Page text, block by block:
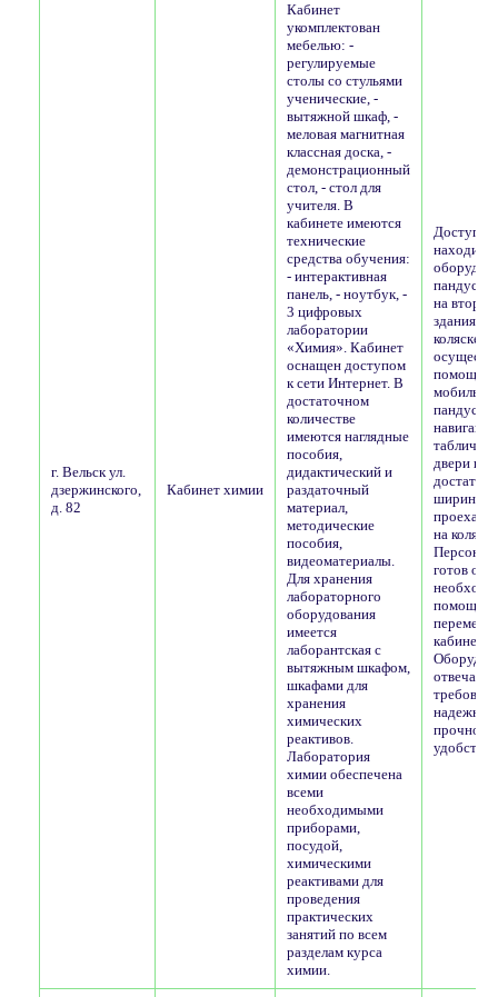
г. Вельск ул.
дзержинского,
д. 82
Кабинет химии
Кабинет
укомплектован
мебелью: -
регулируемые
столы со стульями
ученические, -
вытяжной шкаф, -
меловая магнитная
классная доска, -
демонстрационный
стол, - стол для
учителя. В
кабинете имеются
технические
средства обучения:
- интерактивная
панель, - ноутбук, -
3 цифровых
лаборатории
«Химия». Кабинет
оснащен доступом
к сети Интернет. В
достаточном
количестве
имеются наглядные
пособия,
дидактический и
раздаточный
материал,
методические
пособия,
видеоматериалы.
Для хранения
лабораторного
оборудования
имеется
лаборантская с
вытяжным шкафом,
шкафами для
хранения
химических
реактивов.
Лаборатория
химии обеспечена
всеми
необходимыми
приборами,
посудой,
химическими
реактивами для
проведения
практических
занятий по всем
разделам курса
химии.
Доступ в
на
здания
коляске
помощью
пандуса.
двери в
ширины,
проехать
на
Персонал
готов
помощь
кабинету.
отвечает
удобства